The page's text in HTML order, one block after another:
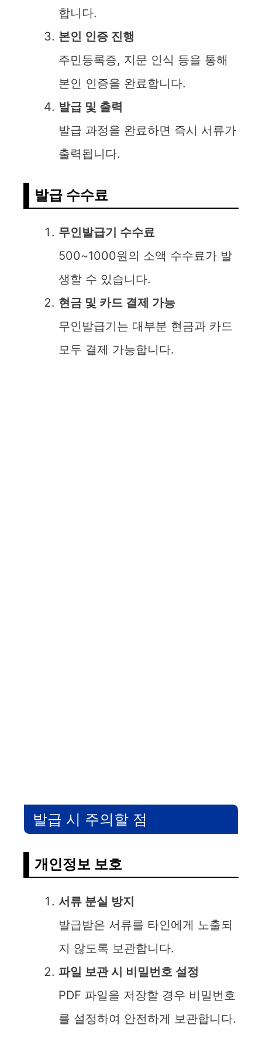
합니다.
본인 인증 진행
주민등록증, 지문 인식 등을 통해
본인 인증을 완료합니다.
발급 및 출력
발급 과정을 완료하면 즉시 서류가
출력됩니다.
발급 수수료
무인발급기 수수료
500~1000원의 소액 수수료가 발
생할 수 있습니다.
현금 및 카드 결제 가능
무인발급기는 대부분 현금과 카드
모두 결제 가능합니다.
발급 시 주의할 점
개인정보 보호
서류 분실 방지
발급받은 서류를 타인에게 노출되
지 않도록 보관합니다.
파일 보관 시 비밀번호 설정
PDF 파일을 저장할 경우 비밀번호
를 설정하여 안전하게 보관합니다.